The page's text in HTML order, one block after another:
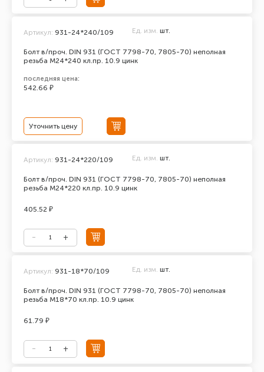
Болт в/проч. DIN 931 (ГОСТ 7798-70, 7805-70) неполная
резьба М24*240 кл.пр. 10.9 цинк
Артикул: 931-24*240/109 Ед. изм. шт.
последняя цена:
542.66 ₽
Уточнить цену
Болт в/проч. DIN 931 (ГОСТ 7798-70, 7805-70) неполная
резьба М24*220 кл.пр. 10.9 цинк
Артикул: 931-24*220/109 Ед. изм. шт.
405.52 ₽
Болт в/проч. DIN 931 (ГОСТ 7798-70, 7805-70) неполная
резьба М18*70 кл.пр. 10.9 цинк
Артикул: 931-18*70/109 Ед. изм. шт.
61.79 ₽